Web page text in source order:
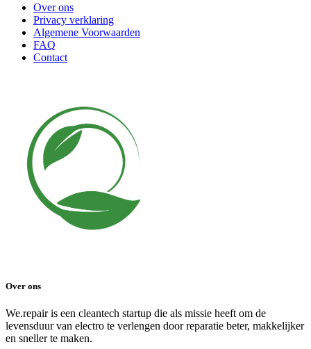
Over ons
Privacy verklaring
Algemene Voorwaarden
FAQ
Contact
Over ons
We.repair is een cleantech startup die als missie heeft om de
levensduur van electro te verlengen door reparatie beter, makkelijker
en sneller te maken.